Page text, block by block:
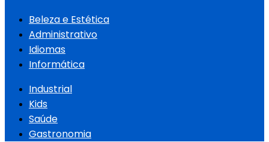
Beleza e Estética
Administrativo
Idiomas
Informática
Industrial
Kids
Saúde
Gastronomia